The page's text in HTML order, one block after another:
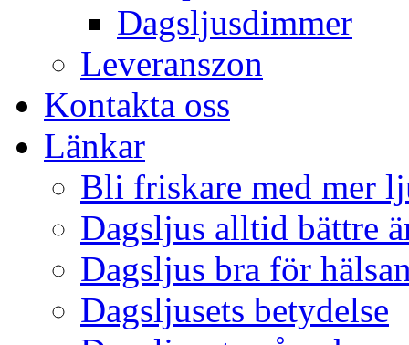
Dagsljusdimmer
Leveranszon
Kontakta oss
Länkar
Bli friskare med mer
Dagsljus alltid bättre
Dagsljus bra för
Dagsljusets betydelse